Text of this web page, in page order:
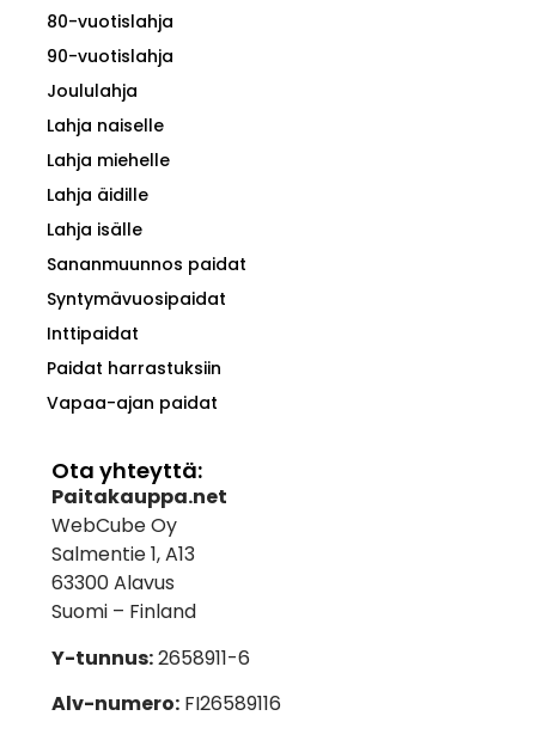
80-vuotislahja
90-vuotislahja
Joululahja
Lahja naiselle
Lahja miehelle
Lahja äidille
Lahja isälle
Sananmuunnos paidat
Syntymävuosipaidat
Inttipaidat
Paidat harrastuksiin
Vapaa-ajan paidat
Ota yhteyttä:
Paitakauppa.net
WebCube Oy
Salmentie 1, A13
63300 Alavus
Suomi – Finland
Y-tunnus:2658911-6
Alv-numero:FI26589116